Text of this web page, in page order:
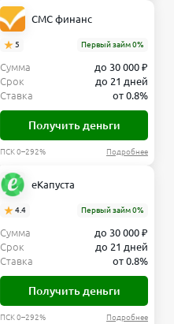
СМС финанс
5 Первый займ 0%
Сумма
до 30 000 ₽
Срок
до 21 дней
Ставка
от 0.8%
Получить деньги
ПСК 0–292% Подробнее
еКапуста
4.4 Первый займ 0%
Сумма
до 30 000 ₽
Срок
до 21 дней
Ставка
от 0.8%
Получить деньги
ПСК 0–292% Подробнее